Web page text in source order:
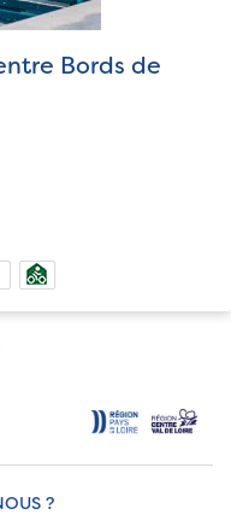
Bords de
?